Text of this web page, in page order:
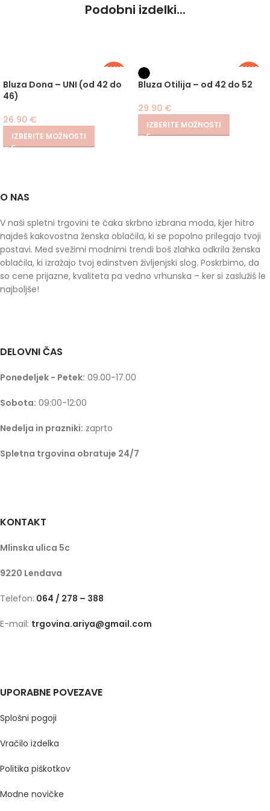
Podobni izdelki...
PLUS
Bluza Dona – UNI (od 42 do
46)
26.90 €
IZBERITE MOŽNOSTI
PLUS
Bluza Otilija – od 42 do 52
29.90 €
IZBERITE MOŽNOSTI
O NAS
V naši spletni trgovini te čaka skrbno izbrana moda, kjer hitro
najdeš kakovostna ženska oblačila, ki se popolno prilegajo tvoji
postavi. Med svežimi modnimi trendi boš zlahka odkrila ženska
oblačila, ki izražajo tvoj edinstven življenjski slog. Poskrbimo, da
so cene prijazne, kvaliteta pa vedno vrhunska – ker si zaslužiš le
najboljše!
DELOVNI ČAS
Ponedeljek - Petek: 09.00-17.00
Sobota: 09:00-12:00
Nedelja in prazniki: zaprto
Spletna trgovina obratuje 24/7
KONTAKT
Mlinska ulica 5c
9220 Lendava
Telefon: 064 / 278 – 388
E-mail: trgovina.ariya@gmail.com
UPORABNE POVEZAVE
Splošni pogoji
Vračilo izdelka
Politika piškotkov
Modne novičke